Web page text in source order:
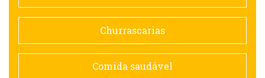
Doceria
Espanhola
Churrascarias
Comida saudável